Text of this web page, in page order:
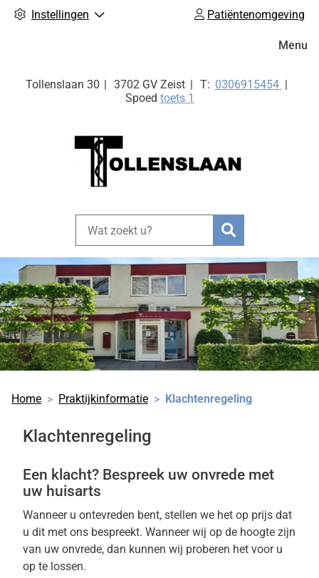
Instellingen Patiëntenomgeving
Tollenslaan 30 3702 GV Zeist Tel:
0306915454
Spoed toets 1
Zoeken
Menu
Home Praktijkinformatie Klachtenregeling
Klachtenregeling
Een klacht? Bespreek uw onvrede met
uw huisarts
Wanneer u ontevreden bent, stellen we het op prijs dat
u dit met ons bespreekt. Wanneer wij op de hoogte zijn
van uw onvrede, dan kunnen wij proberen het voor u
op te lossen.